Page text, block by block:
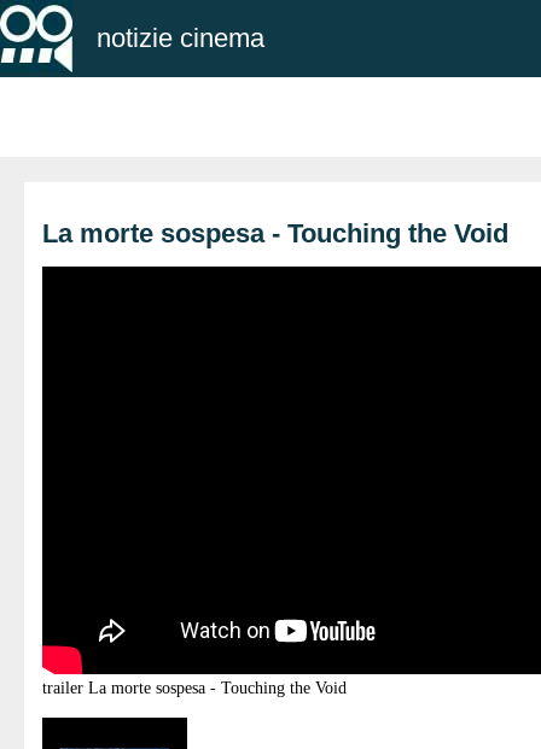
notizie cinema
La morte sospesa - Touching the Void
trailer La morte sospesa - Touching the Void